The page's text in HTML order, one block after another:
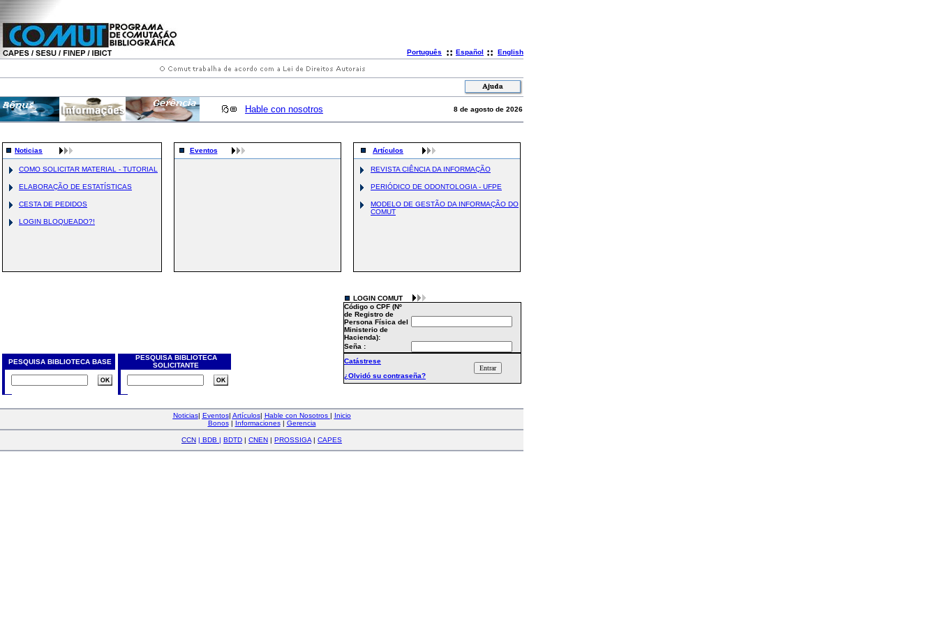
Português :: Español :: English
Hable con nosotros 8 de agosto de 2026
Noticias
COMO SOLICITAR MATERIAL - TUTORIAL
ELABORAÇÃO DE ESTATÍSTICAS
CESTA DE PEDIDOS
LOGIN BLOQUEADO?!
Eventos Artículos
REVISTA CIÊNCIA DA INFORMAÇÃO
PERIÓDICO DE ODONTOLOGIA - UFPE
MODELO DE GESTÃO DA INFORMAÇÃO DO
COMUT
PESQUISA BIBLIOTECA BASE
PESQUISA BIBLIOTECA
SOLICITANTE
LOGIN COMUT
Código o CPF (Nº
de Registro de
Persona Física del
Ministerio de
Hacienda):
Seña :
Catástrese
¿Olvidó su contraseña?
Noticias| Eventos| Artículos| Hable con Nosotros | Inicio
Bonos| Informaciones| Gerencia
CCN | BDB | BDTD | CNEN | PROSSIGA | CAPES